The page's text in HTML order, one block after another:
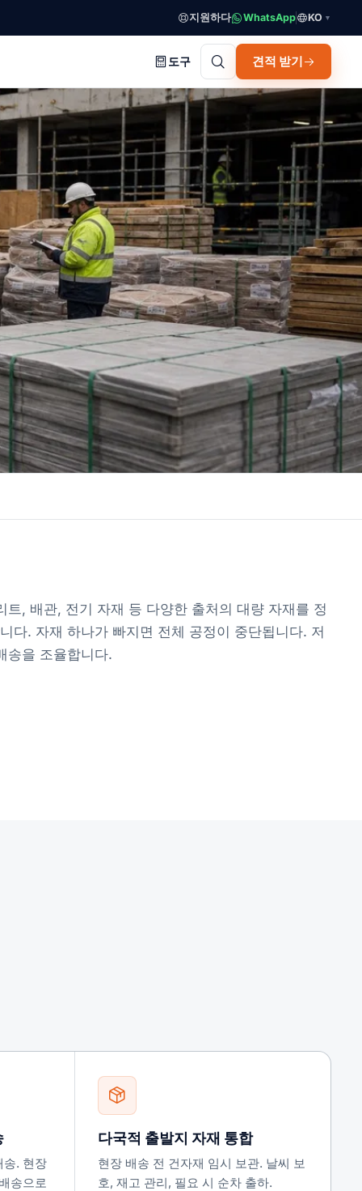
지원하다 WhatsApp KO ▼
도구 견적 받기
트, 배관, 전기 자재 등 다양한 출처의 대량 자재를 정
다. 자재 하나가 빠지면 전체 공정이 중단됩니다. 저
송을 조율합니다.
송. 현장
송으로
다국적 출발지 자재 통합
현장 배송 전 건자재 임시 보관. 날씨 보
호, 재고 관리, 필요 시 순차 출하.